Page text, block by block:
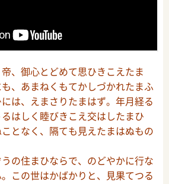
、御心とどめて思ひきこえたま
、あまねくもてかしづかれたまふ
は、えまさりたまはず。年月経る
はしく睦びきこえ交はしたまひ
となく、隔ても見えたまはぬもの
うの住まひならで、のどやかに行な
この世はかばかりと、見果てつる